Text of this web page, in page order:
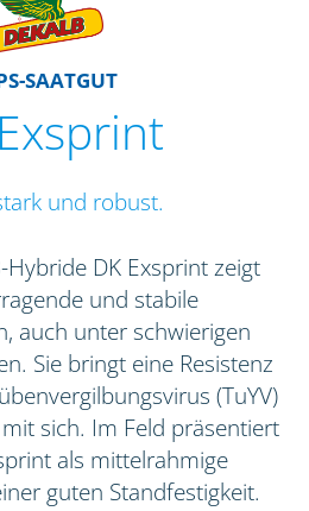
SAATGUT
und robust.
Hybride DK Exsprint zeigt
und stabile
auch unter schwierigen
Sie bringt eine Resistenz
(TuYV)
sich. Im Feld präsentiert
als mittelrahmige
guten Standfestigkeit.